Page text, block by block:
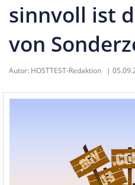
sinnvoll ist
von
Autor: HOSTTEST-Redaktion |